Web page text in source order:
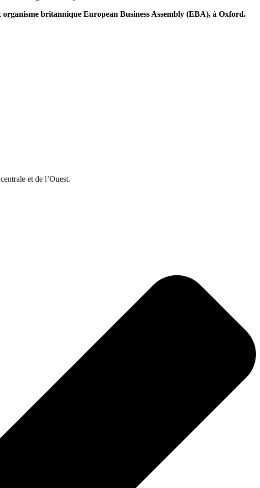
britannique European Business Assembly (EBA), à Oxford.
centrale et de l’Ouest.